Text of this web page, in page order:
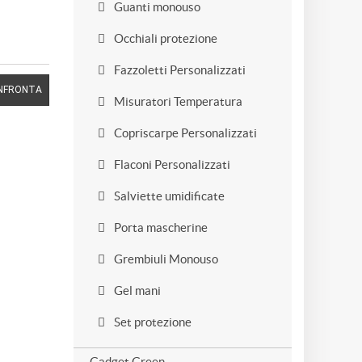
Guanti monouso
Occhiali protezione
Fazzoletti Personalizzati
Misuratori Temperatura
Copriscarpe Personalizzati
Flaconi Personalizzati
Salviette umidificate
Porta mascherine
Grembiuli Monouso
Gel mani
Set protezione